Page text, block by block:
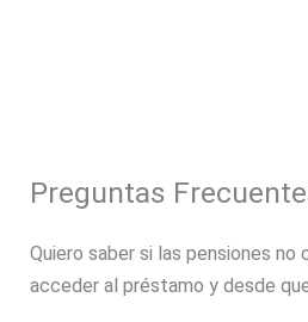
Preguntas
Quiero saber si las pensiones no
acceder al préstamo y desde